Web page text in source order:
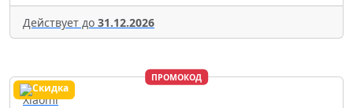
Действует до 31.12.2026
ПРОМОКОД
Xiaomi